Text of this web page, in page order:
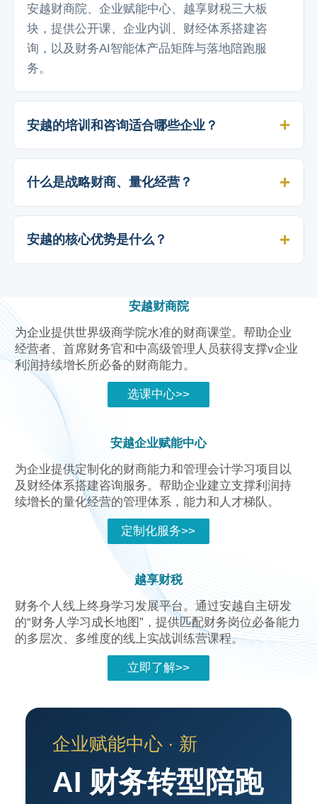
安越财商院、企业赋能中心、越享财税三大板
块，提供公开课、企业内训、财经体系搭建咨
询，以及财务AI智能体产品矩阵与落地陪跑服
务。
安越的培训和咨询适合哪些企业？
什么是战略财商、量化经营？
安越的核心优势是什么？
安越财商院
为企业提供世界级商学院水准的财商课堂。帮助企业
经营者、首席财务官和中高级管理人员获得支撑v企业
利润持续增长所必备的财商能力。
选课中心>>
安越企业赋能中心
为企业提供定制化的财商能力和管理会计学习项目以
及财经体系搭建咨询服务。帮助企业建立支撑利润持
续增长的量化经营的管理体系，能力和人才梯队。
定制化服务>>
越享财税
财务个人线上终身学习发展平台。通过安越自主研发
的“财务人学习成长地图”，提供匹配财务岗位必备能力
的多层次、多维度的线上实战训练营课程。
立即了解>>
企业赋能中心 · 新
AI 财务转型陪跑